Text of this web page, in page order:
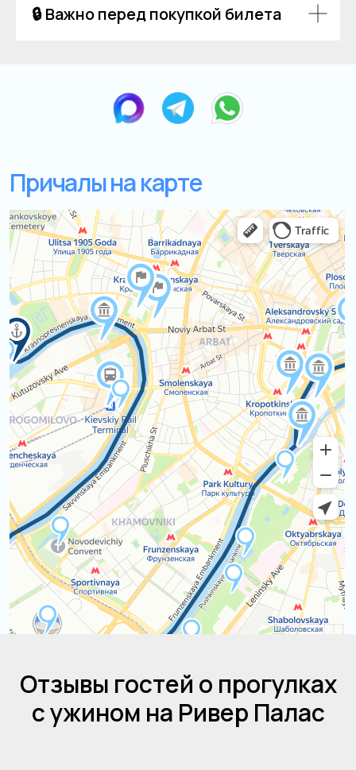
🔒 Важно перед покупкой билета
Отзывы гостей о прогулках
с ужином на Ривер Палас